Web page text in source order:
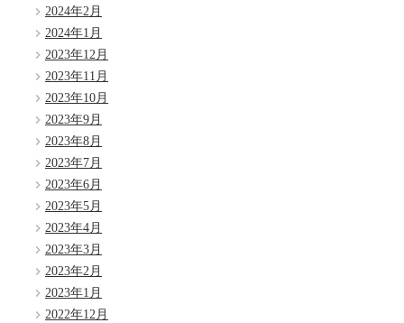
2024年2月
2024年1月
2023年12月
2023年11月
2023年10月
2023年9月
2023年8月
2023年7月
2023年6月
2023年5月
2023年4月
2023年3月
2023年2月
2023年1月
2022年12月